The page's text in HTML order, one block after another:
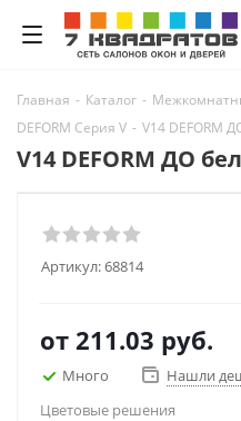
Главная - Каталог -
DEFORM Серия V - V14 DEFORM
V14 DEFORM ДО
Артикул:68814
от 211.03 руб.
Много
Нашли
Цветовые решения